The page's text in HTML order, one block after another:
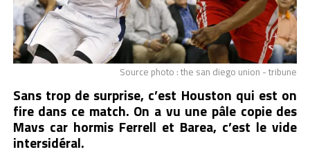
Source photo : the san diego union - tribune
Sans trop de surprise, c’est Houston qui est on
fire dans ce match. On a vu une pâle copie des
Mavs car hormis Ferrell et Barea, c’est le vide
intersidéral.